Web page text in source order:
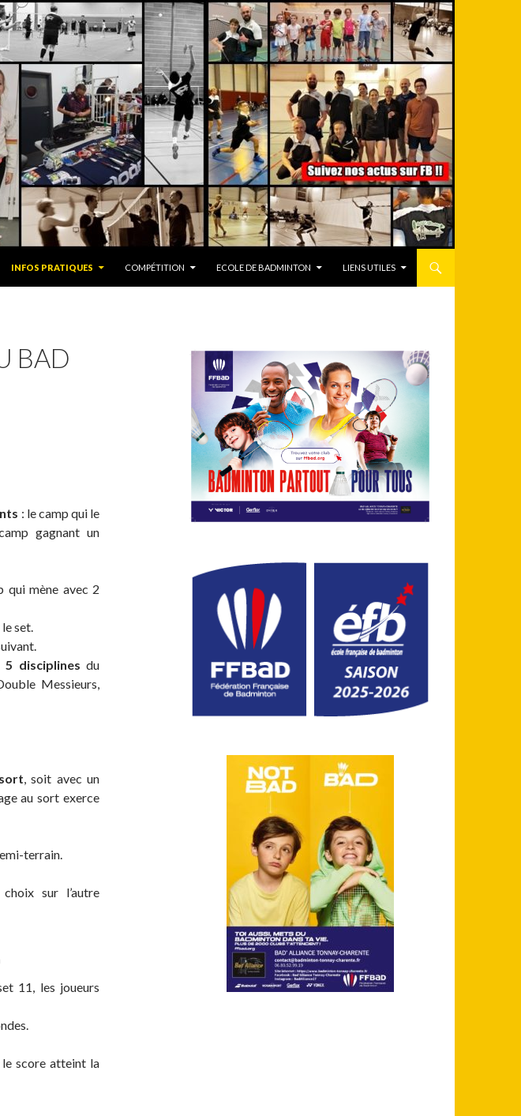
INFOS PRATIQUES COMPÉTITION ECOLE DE BADMINTON LIENS UTILES
BAD
: le camp qui le
gagnant un
qui mène avec 2
set.
disciplines du
Messieurs,
, soit avec un
au sort exerce
terrain.
sur l’autre
11, les joueurs
le score atteint la